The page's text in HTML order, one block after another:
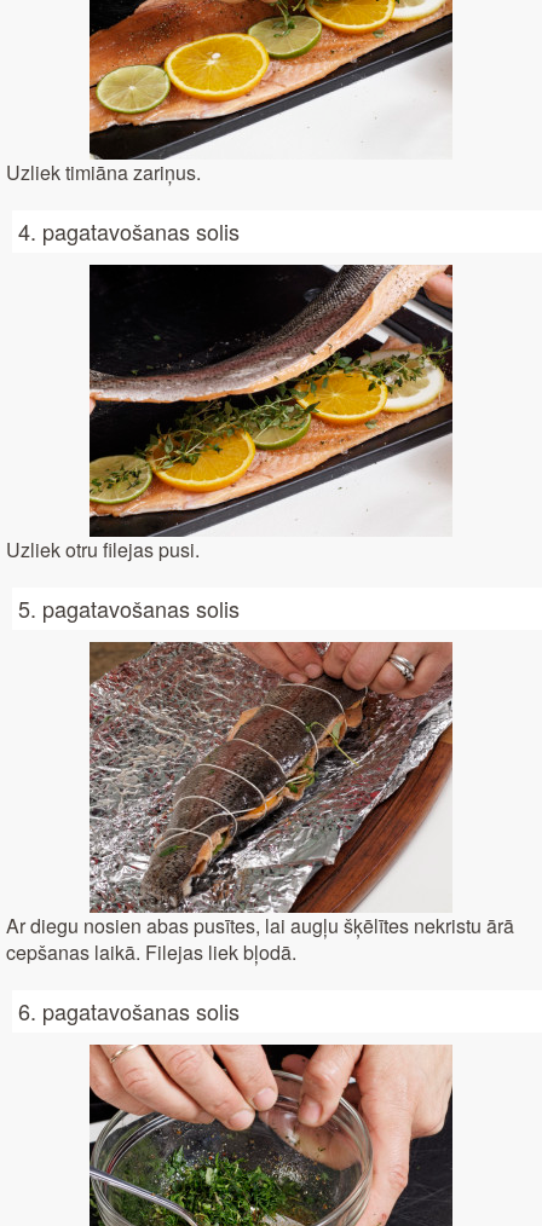
Uzliek timiāna zariņus.
4. pagatavošanas solis
Uzliek otru filejas pusi.
5. pagatavošanas solis
Ar diegu nosien abas pusītes, lai augļu šķēlītes nekristu ārā
cepšanas laikā. Filejas liek bļodā.
6. pagatavošanas solis